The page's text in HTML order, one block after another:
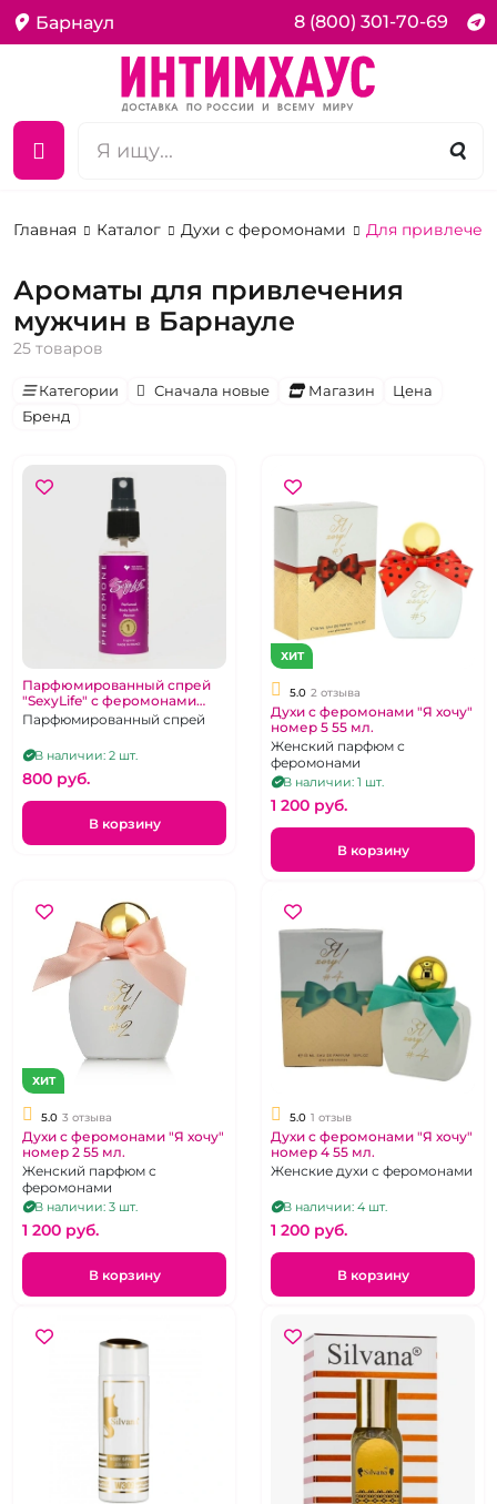
Барнаул 8 (800) 301-70-69
Главная Каталог Духи с феромонами Для
Ароматы для привлечения
мужчин в Барнауле
25 товаров
Категории Сначала новые Магазин
Цена
Бренд
Парфюмированный спрей
"SexyLife" с феромонами
женский № 32
Парфюмированный спрей
В наличии: 2 шт.
800 pуб.
В корзину
ХИТ
5.0 2 отзыва
Духи с феромонами "Я хочу"
номер 5 55 мл.
Женский парфюм с
феромонами
В наличии: 1 шт.
1 200 pуб.
В корзину
ХИТ
5.0 3 отзыва
Духи с феромонами "Я хочу"
номер 2 55 мл.
Женский парфюм с
феромонами
В наличии: 3 шт.
1 200 pуб.
В корзину
5.0 1 отзыв
Духи с феромонами "Я хочу"
номер 4 55 мл.
Женские духи с феромонами
В наличии: 4 шт.
1 200 pуб.
В корзину